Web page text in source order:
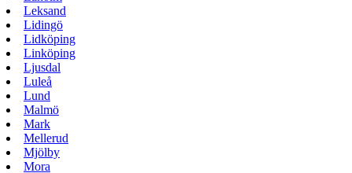
Leksand
Lidingö
Lidköping
Linköping
Ljusdal
Luleå
Lund
Malmö
Mark
Mellerud
Mjölby
Mora